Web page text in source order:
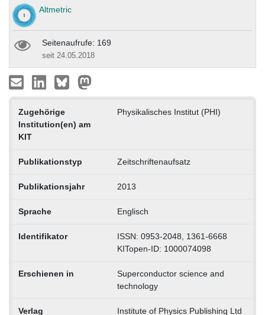
Altmetric
Seitenaufrufe: 169
seit 24.05.2018
Zugehörige
Institution(en) am
KIT
Physikalisches Institut (PHI)
Publikationstyp Zeitschriftenaufsatz
Publikationsjahr 2013
Sprache Englisch
Identifikator
ISSN: 0953-2048, 1361-6668
KITopen-ID: 1000074098
Erschienen in
Superconductor science and
technology
Verlag Institute of Physics Publishing Ltd